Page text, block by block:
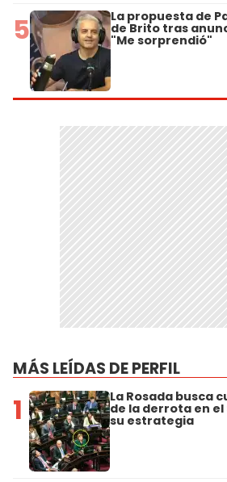
5 La propuesta de
de Brito tras
"Me sorprendió"
MÁS LEÍDAS DE PERFIL
1 La Rosada busca
de la derrota en
su estrategia